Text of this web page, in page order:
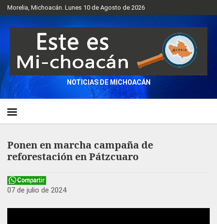
Morelia, Michoacán. Lunes 10 de Agosto de 2026
NOTICIAS DE MICHOACÁN
Ponen en marcha campaña de
reforestación en Pátzcuaro
07 de julio de 2024